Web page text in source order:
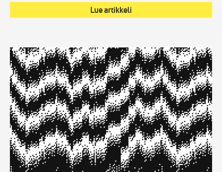
Lue artikkeli
Tiedote:
Bitwisen
urheiluanalytiikka
Palloliiton
päivittäisessä
käytössä